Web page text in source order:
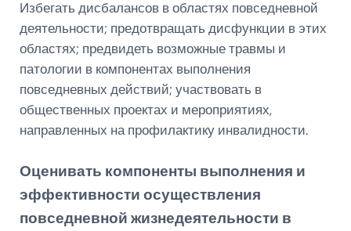
Избегать дисбалансов в областях повседневной
деятельности; предотвращать дисфункции в этих
областях; предвидеть возможные травмы и
патологии в компонентах выполнения
повседневных действий; участвовать в
общественных проектах и мероприятиях,
направленных на профилактику инвалидности.
Оценивать компоненты выполнения и
эффективности осуществления
повседневной жизнедеятельности в